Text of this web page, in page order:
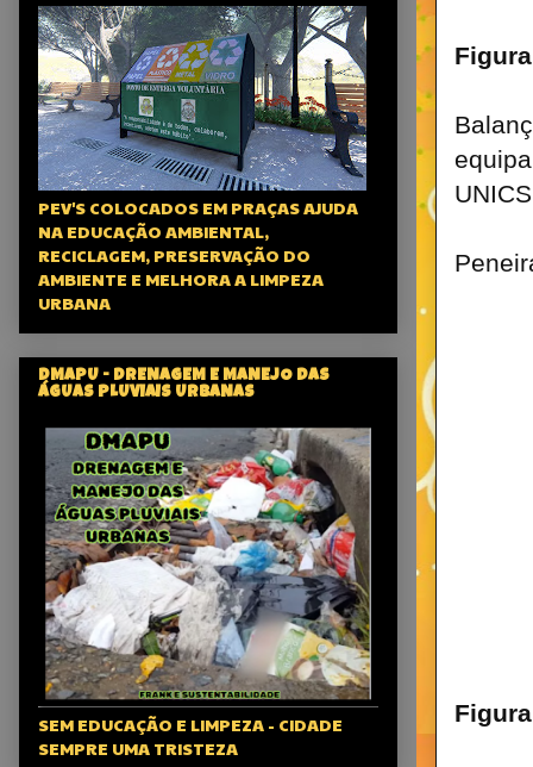
PEV'S COLOCADOS EM PRAÇAS AJUDA
NA EDUCAÇÃO AMBIENTAL,
RECICLAGEM, PRESERVAÇÃO DO
AMBIENTE E MELHORA A LIMPEZA
URBANA
DMAPU - DRENAGEM E MANEJO DAS
ÁGUAS PLUVIAIS URBANAS
SEM EDUCAÇÃO E LIMPEZA - CIDADE
SEMPRE UMA TRISTEZA